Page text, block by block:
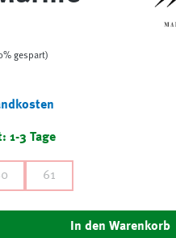
gespart)
1-3 Tage
61
den gewünschten
In den Warenkorb